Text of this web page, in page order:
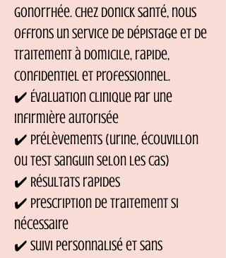
gonorrhée. Chez Donick Santé, nous
offrons un service de dépistage et de
traitement à domicile, rapide,
confidentiel et professionnel.
✔️ Évaluation clinique par une
infirmière autorisée
✔️ Prélèvements (urine, écouvillon
ou test sanguin selon les cas)
✔️ Résultats rapides
✔️ Prescription de traitement si
nécessaire
✔️ Suivi personnalisé et sans